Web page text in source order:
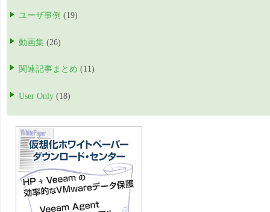
ユーザ事例 (19)
動画集 (26)
関連記事まとめ (11)
User Only (18)